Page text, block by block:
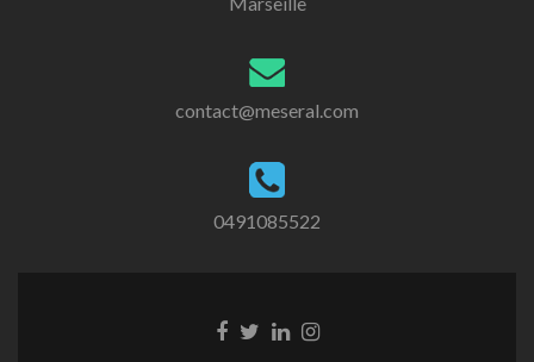
contact@meseral.com
0491085522
LienLien LienLien